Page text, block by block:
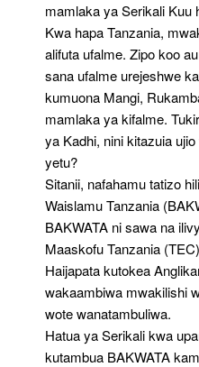
mamlaka ya Serikali Kuu
Kwa hapa Tanzania,
alifuta ufalme. Zipo koo
sana ufalme urejeshwe
kumuona Mangi,
mamlaka ya kifalme.
ya Kadhi, nini kitazuia
yetu?
Sitanii, nafahamu tatizo
Waislamu Tanzania
BAKWATA ni sawa na
Maaskofu Tanzania
Haijapata kutokea
wakaambiwa mwakilishi
wote wanatambuliwa.
Hatua ya Serikali kwa
kutambua BAKWATA